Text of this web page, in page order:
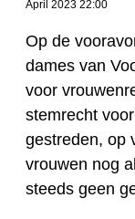
April 2023 22:00
Op de
dames van
voor
stemrecht
gestreden, op
vrouwen nog
steeds geen